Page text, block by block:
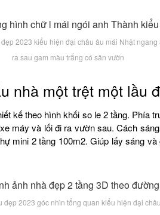
2023 kiểu hiện đại châu âu mái Nhật
ra sau gam màu trắng có sân vườn
nhà một trệt một lầu
kế theo hình khối so le 2 tầng. Phía
máy và lối đi ra vườn sau. Cách
mini 2 tầng 100m2. Giúp lấy sáng
đẹp 2023 góc nhìn tổng quan kiểu hiện đại